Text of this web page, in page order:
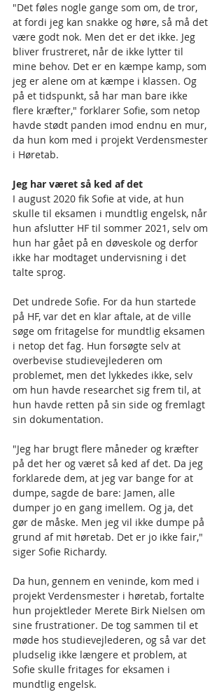
"Det føles nogle gange som om, de tror,
at fordi jeg kan snakke og høre, så må det
være godt nok. Men det er det ikke. Jeg
bliver frustreret, når de ikke lytter til
mine behov. Det er en kæmpe kamp, som
jeg er alene om at kæmpe i klassen. Og
på et tidspunkt, så har man bare ikke
flere kræfter," forklarer Sofie, som netop
havde stødt panden imod endnu en mur,
da hun kom med i projekt Verdensmester
i Høretab.
Jeg har været så ked af det
I august 2020 fik Sofie at vide, at hun
skulle til eksamen i mundtlig engelsk, når
hun afslutter HF til sommer 2021, selv om
hun har gået på en døveskole og derfor
ikke har modtaget undervisning i det
talte sprog.
Det undrede Sofie. For da hun startede
på HF, var det en klar aftale, at de ville
søge om fritagelse for mundtlig eksamen
i netop det fag. Hun forsøgte selv at
overbevise studievejlederen om
problemet, men det lykkedes ikke, selv
om hun havde researchet sig frem til, at
hun havde retten på sin side og fremlagt
sin dokumentation.
"Jeg har brugt flere måneder og kræfter
på det her og været så ked af det. Da jeg
forklarede dem, at jeg var bange for at
dumpe, sagde de bare: Jamen, alle
dumper jo en gang imellem. Og ja, det
gør de måske. Men jeg vil ikke dumpe på
grund af mit høretab. Det er jo ikke fair,"
siger Sofie Richardy.
Da hun, gennem en veninde, kom med i
projekt Verdensmester i høretab, fortalte
hun projektleder Merete Birk Nielsen om
sine frustrationer. De tog sammen til et
møde hos studievejlederen, og så var det
pludselig ikke længere et problem, at
Sofie skulle fritages for eksamen i
mundtlig engelsk.